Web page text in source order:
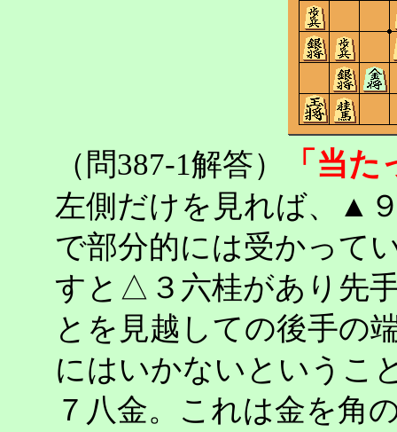
（問387-1解答） 「当
左側だけを見れば、▲
で部分的には受かって
すと△３六桂があり先
とを見越しての後手の
にはいかないというこ
７八金。これは金を角